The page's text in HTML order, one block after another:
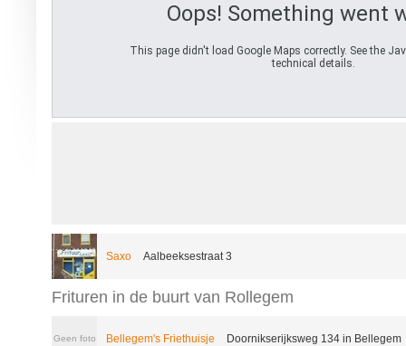
Oops! Something went
This page didn't load Google Maps correctly. See the
technical details.
Saxo Aalbeeksestraat 3
Frituren in de buurt van Rollegem
Geen foto Bellegem's Friethuisje Doornikserijksweg 134 in Bellegem